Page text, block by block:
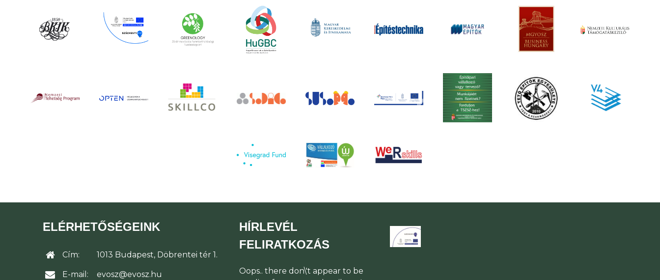
ELÉRHETŐSÉGEINK
Cím: 1013 Budapest, Döbrentei tér 1.
E-mail: evosz@evosz.hu
HÍRLEVÉL
FELIRATKOZÁS
Oops.. there don\'t appear to be